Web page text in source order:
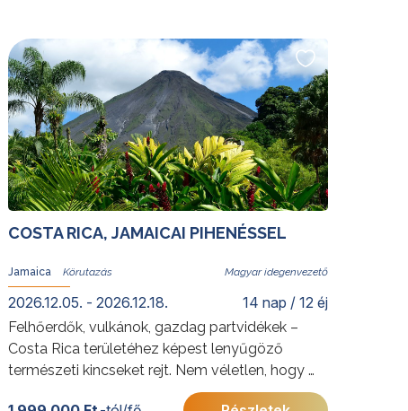
felfedezni vágyó utazókat. Oszaka szintén
gazdag kulturális örökségekben, mindamellett,
hogy az ősi időkre visszanyúló japán
gasztronómia fellegváraként is ismert. Merüljön
el új programunk során az egyedülálló,
kontrasztokkal és izgalmakkal teli ország,
Japán kultúrájában, gasztronómiájában és
szokásaiban.
További érdekességekért Japánról kattintson
ide.
COSTA RICA, JAMAICAI PIHENÉSSEL
Jamaica Magyar idegenvezető
2026.12.05. - 2026.12.18. 14 nap / 12 éj
Felhőerdők, vulkánok, gazdag partvidékek –
Costa Rica területéhez képest lenyűgöző
természeti kincseket rejt. Nem véletlen, hogy a
helyieket a Föld egyik legboldogabb